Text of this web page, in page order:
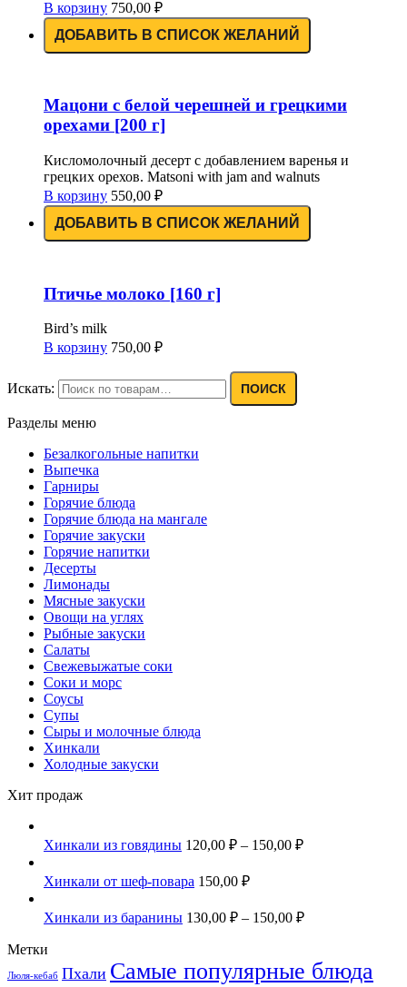
В корзину 750,00 ₽
ДОБАВИТЬ В СПИСОК ЖЕЛАНИЙ
Мацони с белой черешней и грецкими
орехами [200 г]
Кисломолочный десерт с добавлением варенья и
грецких орехов. Matsoni with jam and walnuts
В корзину 550,00 ₽
ДОБАВИТЬ В СПИСОК ЖЕЛАНИЙ
Птичье молоко [160 г]
Bird’s milk
В корзину 750,00 ₽
Искать: ПОИСК
Разделы меню
Безалкогольные напитки
Выпечка
Гарниры
Горячие блюда
Горячие блюда на мангале
Горячие закуски
Горячие напитки
Десерты
Лимонады
Мясные закуски
Овощи на углях
Рыбные закуски
Салаты
Свежевыжатые соки
Соки и морс
Соусы
Супы
Сыры и молочные блюда
Хинкали
Холодные закуски
Хит продаж
Хинкали из говядины 120,00 ₽ – 150,00 ₽
Хинкали от шеф-повара 150,00 ₽
Хинкали из баранины 130,00 ₽ – 150,00 ₽
Метки
Люля-кебаб Пхали Самые популярные блюда